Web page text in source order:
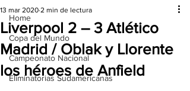
Home
Copa del Mundo
Campeonato Nacional
Eliminatorias Sudamericanas
Liverpool 2 – 3 Atlético
Madrid / Oblak y Llorente
los héroes de Anfield
13 mar 2020 2 min de lectura